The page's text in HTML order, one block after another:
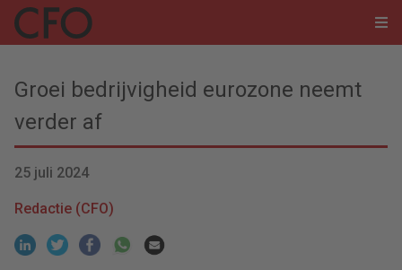
Groei bedrijvigheid eurozone neemt
verder af
25 juli 2024
Redactie (CFO)